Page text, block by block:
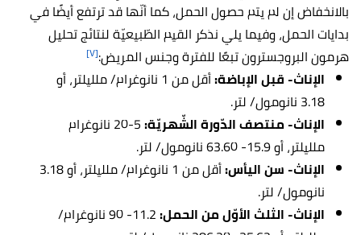
بالانخفاض إن لم يتم حصول الحمل، كما أنّها قد ترتفع أيضًا في
بدايات الحمل، وفيما يلي نذكر القيم الطّبيعيّة لنتائج تحليل
هرمون البروجسترون تبعًا للفترة وجنس المريض:[٧]
الإناث- قبل الإباضة:
أقل من 1 نانوغرام/ ملليلتر، أو
3.18 نانومول/ لتر.
الإناث- منتصف الدّورة الشّهريّة:
5-20 نانوغرام
ملليلتر، أو 15.9- 63.60 نانومول/ لتر.
الإناث- سن اليأس:
أقل من 1 نانوغرام/ ملليلتر، أو 3.18
نانومول/ لتر.
الإناث- الثلث الأوّل من الحمل:
11.2- 90 نانوغرام/